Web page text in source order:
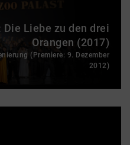
Liebe zu den drei
Orangen (2017)
(Premiere: 9. Dezember
2012)